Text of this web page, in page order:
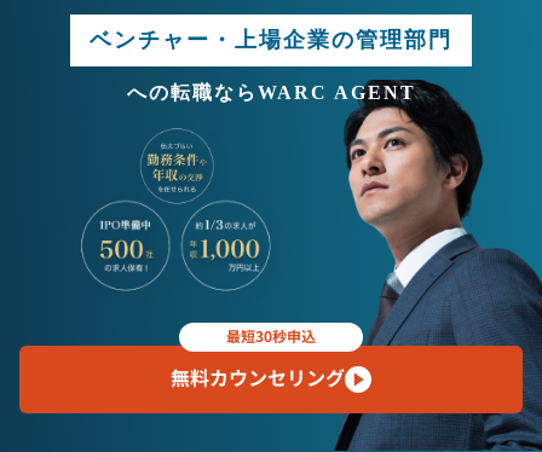
ベンチャー・上場企業の管理部門
への転職ならWARC AGENT
無料カウンセリング
最短30秒申込